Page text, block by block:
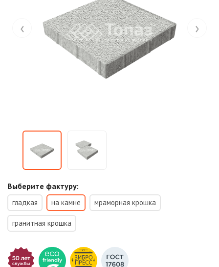
‹ ›
Выберите фактуру:
гладкая на камне мраморная крошка
гранитная крошка